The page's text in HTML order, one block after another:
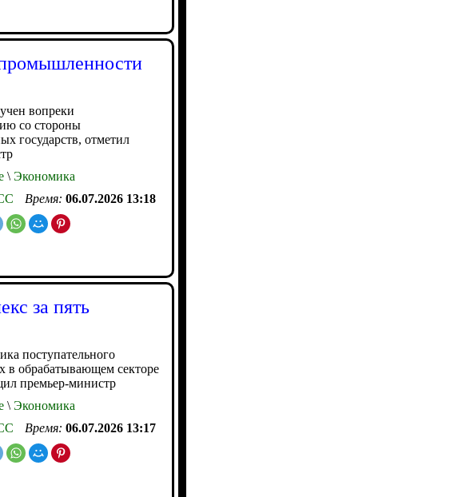
вопреки
со стороны
государств, отметил
\ Экономика
Время: 06.07.2026 13:18
за пять
поступательного
в обрабатывающем секторе
премьер-министр
\ Экономика
Время: 06.07.2026 13:17